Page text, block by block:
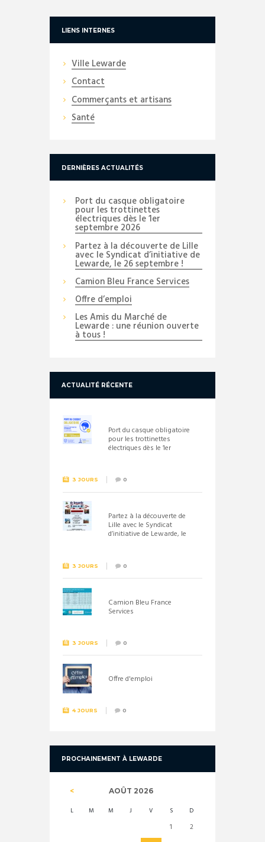
LIENS INTERNES
Ville Lewarde
Contact
Commerçants et artisans
Santé
DERNIÈRES ACTUALITÉS
Port du casque obligatoire
pour les trottinettes
électriques dès le 1er
septembre 2026
Partez à la découverte de Lille
avec le Syndicat d’initiative de
Lewarde, le 26 septembre !
Camion Bleu France Services
Offre d’emploi
Les Amis du Marché de
Lewarde : une réunion ouverte
à tous !
ACTUALITÉ RÉCENTE
Port du casque obligatoire
pour les trottinettes
électriques dès le 1er
3 JOURS 0
Partez à la découverte de
Lille avec le Syndicat
d’initiative de Lewarde, le
3 JOURS 0
Camion Bleu France
Services
3 JOURS 0
Offre d'emploi
4 JOURS 0
PROCHAINEMENT À LEWARDE
AOÛT 2026
L M M J V S D
1 2